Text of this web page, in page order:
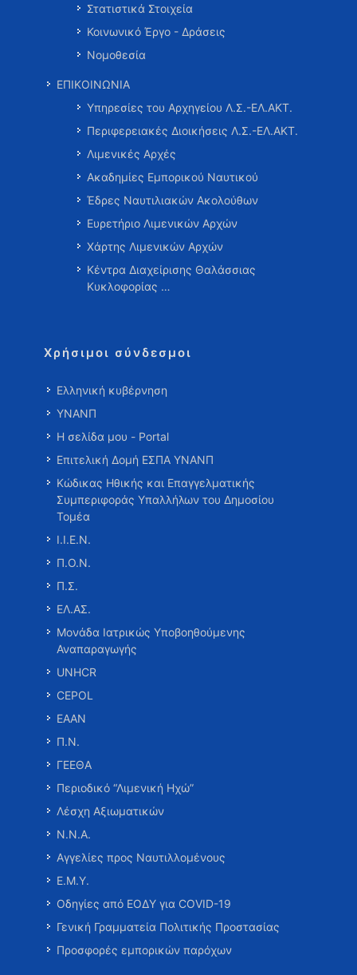
Στατιστικά Στοιχεία
Κοινωνικό Έργο - Δράσεις
Νομοθεσία
ΕΠΙΚΟΙΝΩΝΙΑ
Υπηρεσίες του Αρχηγείου Λ.Σ.-ΕΛ.ΑΚΤ.
Περιφερειακές Διοικήσεις Λ.Σ.-ΕΛ.ΑΚΤ.
Λιμενικές Αρχές
Ακαδημίες Εμπορικού Ναυτικού
Έδρες Ναυτιλιακών Ακολούθων
Ευρετήριο Λιμενικών Αρχών
Χάρτης Λιμενικών Αρχών
Κέντρα Διαχείρισης Θαλάσσιας
Κυκλοφορίας …
Χρήσιμοι σύνδεσμοι
Ελληνική κυβέρνηση
ΥΝΑΝΠ
Η σελίδα μου - Portal
Επιτελική Δομή ΕΣΠΑ ΥΝΑΝΠ
Κώδικας Ηθικής και Επαγγελματικής
Συμπεριφοράς Υπαλλήλων του Δημοσίου
Τομέα
Ι.Ι.Ε.Ν.
Π.Ο.Ν.
Π.Σ.
ΕΛ.ΑΣ.
Μονάδα Ιατρικώς Υποβοηθούμενης
Αναπαραγωγής
UNHCR
CEPOL
ΕΑΑΝ
Π.Ν.
ΓΕΕΘΑ
Περιοδικό “Λιμενική Ηχώ”
Λέσχη Αξιωματικών
Ν.Ν.Α.
Αγγελίες προς Ναυτιλλομένους
Ε.Μ.Υ.
Οδηγίες από ΕΟΔΥ για COVID-19
Γενική Γραμματεία Πολιτικής Προστασίας
Προσφορές εμπορικών παρόχων